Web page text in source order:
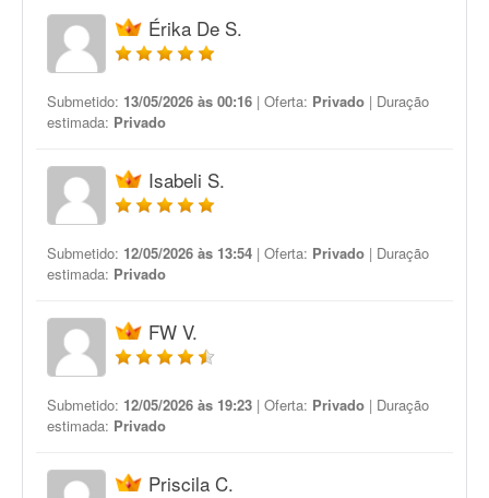
Érika De S.
Submetido: 13/05/2026 às 00:16 | Oferta: Privado | Duração
estimada: Privado
Isabeli S.
Submetido: 12/05/2026 às 13:54 | Oferta: Privado | Duração
estimada: Privado
FW V.
Submetido: 12/05/2026 às 19:23 | Oferta: Privado | Duração
estimada: Privado
Priscila C.